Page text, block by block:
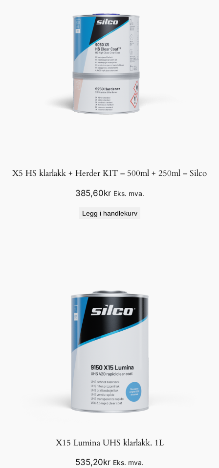
X5 HS klarlakk + Herder KIT – 500ml + 250ml – Silco
385,60kr Eks. mva.
Legg i handlekurv
X15 Lumina UHS klarlakk. 1L
535,20kr Eks. mva.